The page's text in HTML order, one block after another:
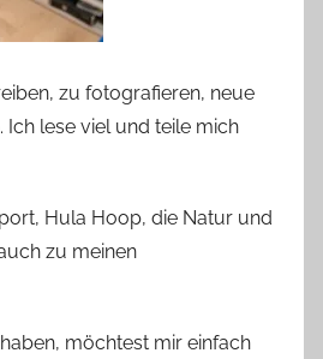
zu fotografieren, neue
Ich lese viel und teile mich
Hula Hoop, die Natur und
zu meinen
möchtest mir einfach